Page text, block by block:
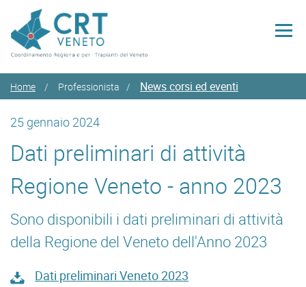
Home Professionista News corsi ed eventi
25 gennaio 2024
Dati preliminari di attività
Regione Veneto - anno 2023
Sono disponibili i dati preliminari di attività
della Regione del Veneto dell'Anno 2023
Dati preliminari Veneto 2023